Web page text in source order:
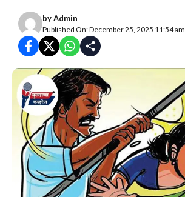
byAdmin
Published On: December 25, 2025 11:54 am